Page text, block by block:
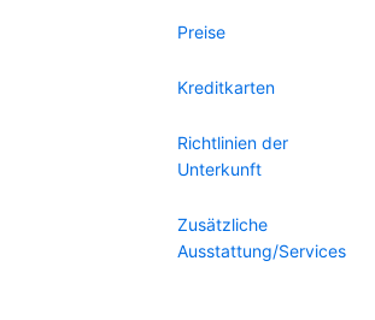
Preise
Kreditkarten
Richtlinien der
Unterkunft
Zusätzliche
Ausstattung/Services